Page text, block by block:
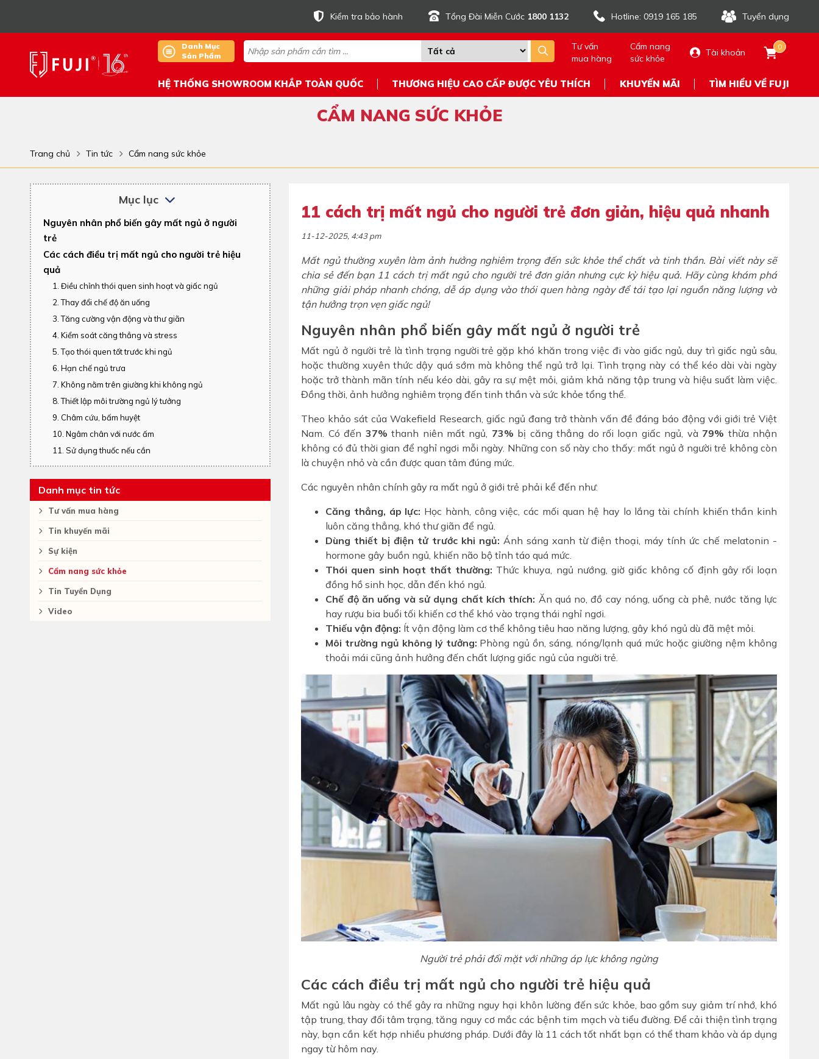
Kiểm tra bảo hành Tổng Đài Miễn Cước 1800 1132 Hotline: 0919 165 185 Tuyển dụng
Danh Mục
Sản Phẩm
Tư vấn
mua hàng
Cẩm nang
sức khỏe
Tài khoản
0
HỆ THỐNG SHOWROOM KHẮP TOÀN QUỐC THƯƠNG HIỆU CAO CẤP ĐƯỢC YÊU THÍCH KHUYẾN MÃI TÌM HIỂU VỀ FUJI
CẨM NANG SỨC KHỎE
Trang chủ Tin tức Cẩm nang sức khỏe
Mục lục
Nguyên nhân phổ biến gây mất ngủ ở người
trẻ
Các cách điều trị mất ngủ cho người trẻ hiệu
quả
1. Điều chỉnh thói quen sinh hoạt và giấc ngủ
2. Thay đổi chế độ ăn uống
3. Tăng cường vận động và thư giãn
4. Kiểm soát căng thẳng và stress
5. Tạo thói quen tốt trước khi ngủ
6. Hạn chế ngủ trưa
7. Không nằm trên giường khi không ngủ
8. Thiết lập môi trường ngủ lý tưởng
9. Châm cứu, bấm huyệt
10. Ngâm chân với nước ấm
11. Sử dụng thuốc nếu cần
Danh mục tin tức
Tư vấn mua hàng
Tin khuyến mãi
Sự kiện
Cẩm nang sức khỏe
Tin Tuyển Dụng
Video
11 cách trị mất ngủ cho người trẻ đơn giản, hiệu quả nhanh
11-12-2025, 4:43 pm
Mất ngủ thường xuyên làm ảnh hưởng nghiêm trọng đến sức khỏe thể chất và tinh thần. Bài viết này sẽ
chia sẻ đến bạn 11 cách trị mất ngủ cho người trẻ đơn giản nhưng cực kỳ hiệu quả. Hãy cùng khám phá
những giải pháp nhanh chóng, dễ áp dụng vào thói quen hàng ngày để tái tạo lại nguồn năng lượng và
tận hưởng trọn vẹn giấc ngủ!
Nguyên nhân phổ biến gây mất ngủ ở người trẻ
Mất ngủ ở người trẻ là tình trạng người trẻ gặp khó khăn trong việc đi vào giấc ngủ, duy trì giấc ngủ sâu,
hoặc thường xuyên thức dậy quá sớm mà không thể ngủ trở lại. Tình trạng này có thể kéo dài vài ngày
hoặc trở thành mãn tính nếu kéo dài, gây ra sự mệt mỏi, giảm khả năng tập trung và hiệu suất làm việc.
Đồng thời, ảnh hưởng nghiêm trọng đến tinh thần và sức khỏe tổng thể.
Theo khảo sát của Wakefield Research, giấc ngủ đang trở thành vấn đề đáng báo động với giới trẻ Việt
Nam. Có đến 37% thanh niên mất ngủ, 73% bị căng thẳng do rối loạn giấc ngủ, và 79% thừa nhận
không có đủ thời gian để nghỉ ngơi mỗi ngày. Những con số này cho thấy: mất ngủ ở người trẻ không còn
là chuyện nhỏ và cần được quan tâm đúng mức.
Các nguyên nhân chính gây ra mất ngủ ở giới trẻ phải kể đến như:
Căng thẳng, áp lực: Học hành, công việc, các mối quan hệ hay lo lắng tài chính khiến thần kinh
luôn căng thẳng, khó thư giãn để ngủ.
Dùng thiết bị điện tử trước khi ngủ: Ánh sáng xanh từ điện thoại, máy tính ức chế melatonin -
hormone gây buồn ngủ, khiến não bộ tỉnh táo quá mức.
Thói quen sinh hoạt thất thường: Thức khuya, ngủ nướng, giờ giấc không cố định gây rối loạn
đồng hồ sinh học, dẫn đến khó ngủ.
Chế độ ăn uống và sử dụng chất kích thích: Ăn quá no, đồ cay nóng, uống cà phê, nước tăng lực
hay rượu bia buổi tối khiến cơ thể khó vào trạng thái nghỉ ngơi.
Thiếu vận động: Ít vận động làm cơ thể không tiêu hao năng lượng, gây khó ngủ dù đã mệt mỏi.
Môi trường ngủ không lý tưởng: Phòng ngủ ồn, sáng, nóng/lạnh quá mức hoặc giường nệm không
thoải mái cũng ảnh hưởng đến chất lượng giấc ngủ của người trẻ.
Người trẻ phải đối mặt với những áp lực không ngừng
Các cách điều trị mất ngủ cho người trẻ hiệu quả
Mất ngủ lâu ngày có thể gây ra những nguy hại khôn lường đến sức khỏe, bao gồm suy giảm trí nhớ, khó
tập trung, thay đổi tâm trạng, tăng nguy cơ mắc các bệnh tim mạch và tiểu đường. Để cải thiện tình trạng
này, bạn cần kết hợp nhiều phương pháp. Dưới đây là 11 cách tốt nhất bạn có thể tham khảo và áp dụng
ngay từ hôm nay.